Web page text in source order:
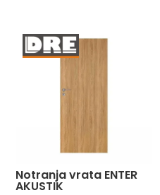
Notranja vrata ENTER
AKUSTIK